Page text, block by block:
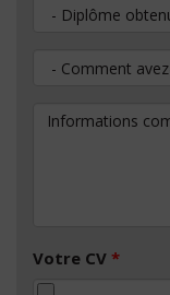
Diplôme obtenu
Comment avez-
Informations
Votre CV *